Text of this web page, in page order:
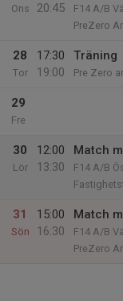
Ons
20:45
F14 A/B
PreZero
28
Tor
17:30
19:00
Träning
Pre Zero
29
Fre
30
Lör
12:00
13:30
Match
F14 A/B
31
Sön
15:00
16:30
Match
F14 A/B
PreZero